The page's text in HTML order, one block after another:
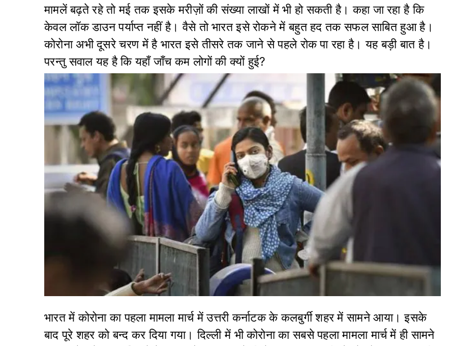
मामलें बढ़ते रहे तो मई तक इसके मरीज़ों की संख्या लाखों में भी हो सकती है। कहा जा रहा है कि
केवल लॉक डाउन पर्याप्त नहीं है। वैसे तो भारत इसे रोकने में बहुत हद तक सफल साबित हुआ है।
कोरोना अभी दूसरे चरण में है भारत इसे तीसरे तक जाने से पहले रोक पा रहा है। यह बड़ी बात है।
परन्तु सवाल यह है कि यहाँ जाँच कम लोगों की क्यों हुई?
भारत में कोरोना का पहला मामला मार्च में उत्तरी कर्नाटक के कलबुर्गी शहर में सामने आया। इसके
बाद पूरे शहर को बन्द कर दिया गया। दिल्ली में भी कोरोना का सबसे पहला मामला मार्च में ही सामने